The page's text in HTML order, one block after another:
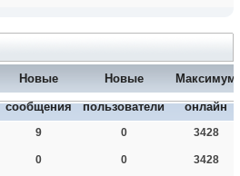
Новые
сообщения
Новые
пользователи
Максимум
онлайн
9 0
3428
0 0 3428